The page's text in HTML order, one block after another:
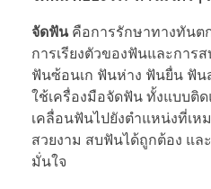
จัดฟันคือการรักษาทางทันต
การเรียงตัวของฟันและการ
ฟันซ้อนเก ฟันห่าง ฟันยื่น ฟัน
ใช้เครื่องมือจัดฟัน ทั้งแบบติ
เคลื่อนฟันไปยังตำแหน่งที่เห
สวยงาม สบฟันได้ถูกต้อง แ
มั่นใจ